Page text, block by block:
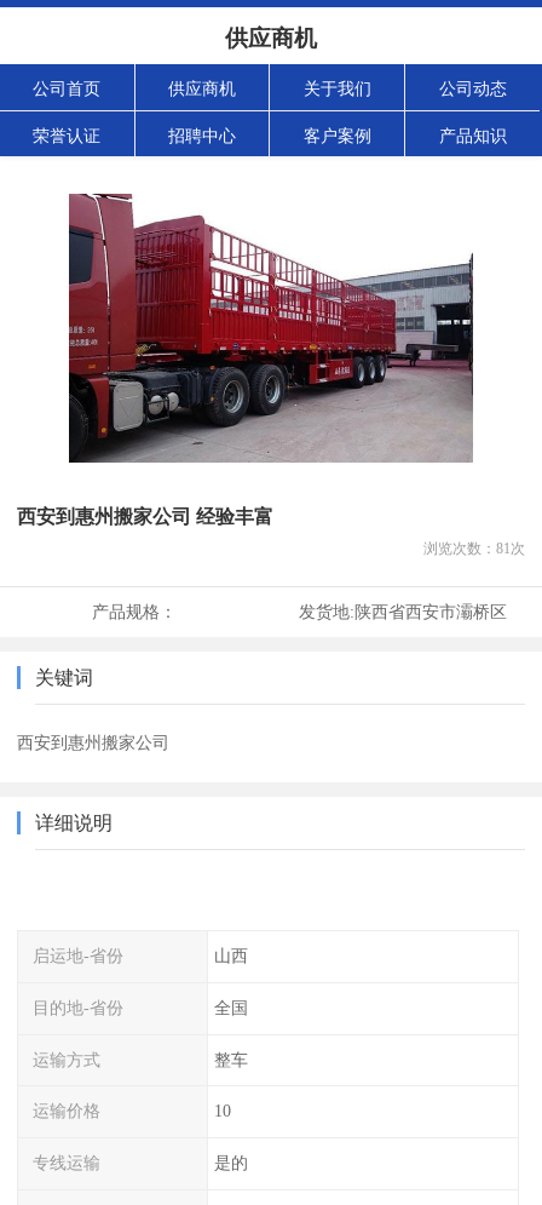
供应商机
公司首页 供应商机 关于我们 公司动态
荣誉认证 招聘中心 客户案例 产品知识
西安到惠州搬家公司 经验丰富
浏览次数： 81次
产品规格： 发货地:陕西省西安市灞桥区
关键词
西安到惠州搬家公司
详细说明
启运地-省份 山西
目的地-省份 全国
运输方式 整车
运输价格 10
专线运输 是的